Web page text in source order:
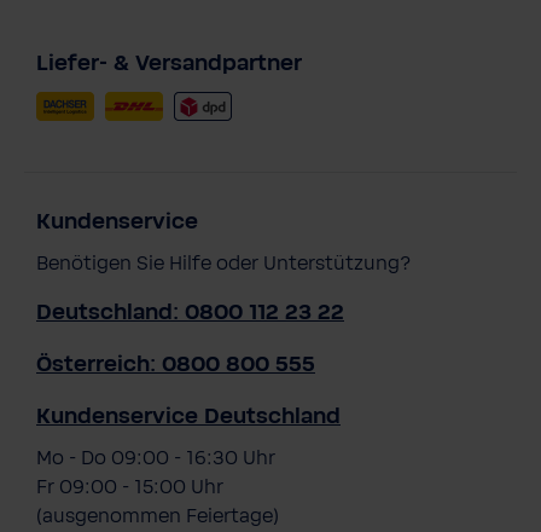
Liefer- & Versandpartner
Kundenservice
Benötigen Sie Hilfe oder Unterstützung?
Deutschland: 0800 112 23 22
Österreich: 0800 800 555
Kundenservice Deutschland
Mo - Do 09:00 - 16:30 Uhr
Fr 09:00 - 15:00 Uhr
(ausgenommen Feiertage)